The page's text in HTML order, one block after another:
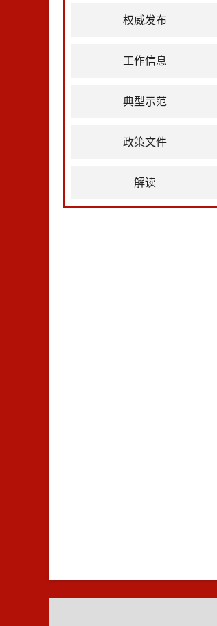
权威发布
工作信息
典型示范
政策文件
解读